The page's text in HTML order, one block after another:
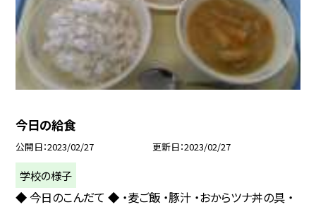
今日の給食
公開日 2023/02/27 更新日 2023/02/27
学校の様子
◆ 今日のこんだて ◆ ・麦ご飯 ・豚汁 ・おからツナ丼の具 ・